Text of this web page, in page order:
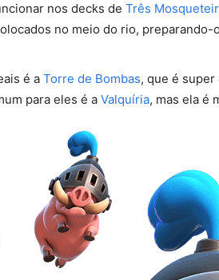
nos decks de Três
no meio do rio, preparando-
é a Torre de Bombas, que é super
para eles é a Valquíria, mas ela é